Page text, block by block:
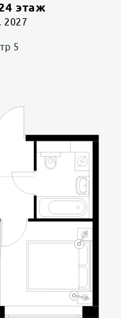
этаж
2027
5